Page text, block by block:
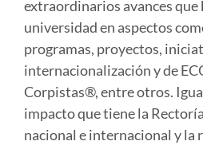
extraordinarios avances que
universidad en aspectos
programas, proyectos,
internacionalización y de
Corpistas®, entre otros.
impacto que tiene la
nacional e internacional y la